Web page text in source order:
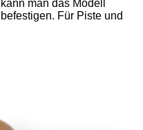
man das Modell
Für Piste und